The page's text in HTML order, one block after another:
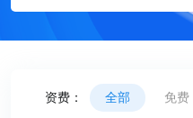
资费： 全部 免费